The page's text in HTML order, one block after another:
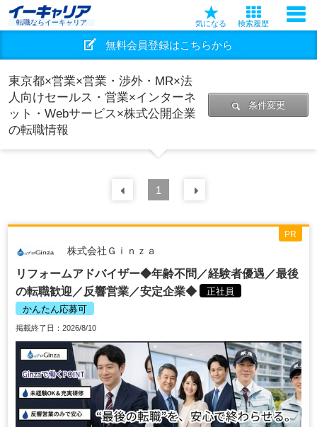
転職ならイーキャリア 気になる 検索履歴
無料会員登録はこちらから
東京都×営業×営業・渉外・MR×法
人向けセールス・営業×インターネ
ット・Webサービス×株式公開企業
の転職情報
条件変更
前の 件
1
株式会社Ｇｉｎｚａ
リフォームアドバイザー◆年齢不問／経験者優遇／最後
の転職歓迎／反響営業／安定企業◆
正社員
かんたん応募可
掲載終了日：2026/8/10
PR